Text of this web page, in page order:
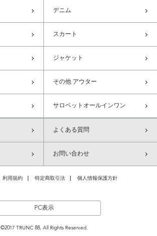
デニム
スカート
ジャケット
その他 アウター
サロペットオールインワン
よくある質問
お問い合わせ
利用規約 特定商取引法 個人情報保護方針
PC表示
©2017 TRUNC 88, All Rights Reserved.